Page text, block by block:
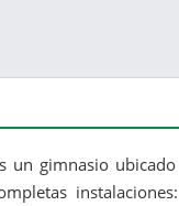
un gimnasio